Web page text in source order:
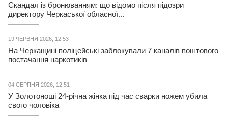
Скандал із бронюванням: що відомо після підозри
директору Черкаської обласної...
19 ЧЕРВНЯ 2026, 12:53
На Черкащині поліцейські заблокували 7 каналів поштового
постачання наркотиків
04 СЕРПНЯ 2026, 12:51
У Золотоноші 24-річна жінка під час сварки ножем убила
свого чоловіка